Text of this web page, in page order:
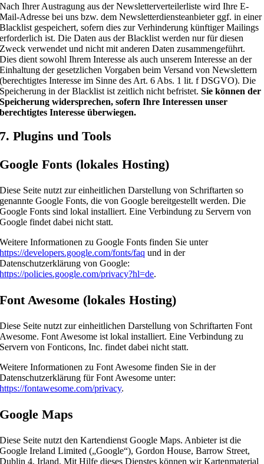
Nach Ihrer Austragung aus der Newsletterverteilerliste wird Ihre E-
Mail-Adresse bei uns bzw. dem Newsletterdiensteanbieter ggf. in einer
Blacklist gespeichert, sofern dies zur Verhinderung künftiger Mailings
erforderlich ist. Die Daten aus der Blacklist werden nur für diesen
Zweck verwendet und nicht mit anderen Daten zusammengeführt.
Dies dient sowohl Ihrem Interesse als auch unserem Interesse an der
Einhaltung der gesetzlichen Vorgaben beim Versand von Newslettern
(berechtigtes Interesse im Sinne des Art. 6 Abs. 1 lit. f DSGVO). Die
Speicherung in der Blacklist ist zeitlich nicht befristet.Sie können der
Speicherung widersprechen, sofern Ihre Interessen unser
berechtigtes Interesse überwiegen.
7. Plugins und Tools
Google Fonts (lokales Hosting)
Diese Seite nutzt zur einheitlichen Darstellung von Schriftarten so
genannte Google Fonts, die von Google bereitgestellt werden. Die
Google Fonts sind lokal installiert. Eine Verbindung zu Servern von
Google findet dabei nicht statt.
Weitere Informationen zu Google Fonts finden Sie unter
https://developers.google.com/fonts/faq und in der
Datenschutzerklärung von Google:
https://policies.google.com/privacy?hl=de.
Font Awesome (lokales Hosting)
Diese Seite nutzt zur einheitlichen Darstellung von Schriftarten Font
Awesome. Font Awesome ist lokal installiert. Eine Verbindung zu
Servern von Fonticons, Inc. findet dabei nicht statt.
Weitere Informationen zu Font Awesome finden Sie in der
Datenschutzerklärung für Font Awesome unter:
https://fontawesome.com/privacy.
Google Maps
Diese Seite nutzt den Kartendienst Google Maps. Anbieter ist die
Google Ireland Limited („Google“), Gordon House, Barrow Street,
Dublin 4, Irland. Mit Hilfe dieses Dienstes können wir Kartenmaterial